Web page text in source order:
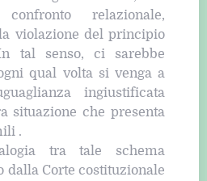
relazionale,
violazione del principio
tal senso, ci sarebbe
qual volta si venga a
ingiustificata
situazione che presenta
.
tra tale schema
dalla Corte costituzionale